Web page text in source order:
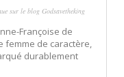
sur le blog Godsavetheking
Françoise de
femme de caractère,
durablement